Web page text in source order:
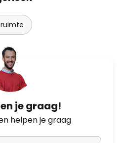
ruimte
je graag!
helpen je graag